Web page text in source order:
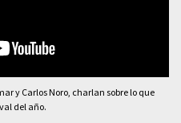
y Carlos Noro, charlan sobre lo que
del año.